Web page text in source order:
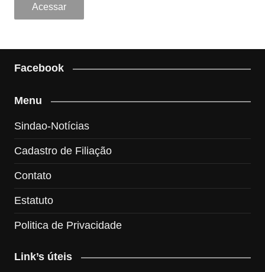
Facebook
Menu
Sindao-Notícias
Cadastro de Filiação
Contato
Estatuto
Politica de Privacidade
Link’s úteis